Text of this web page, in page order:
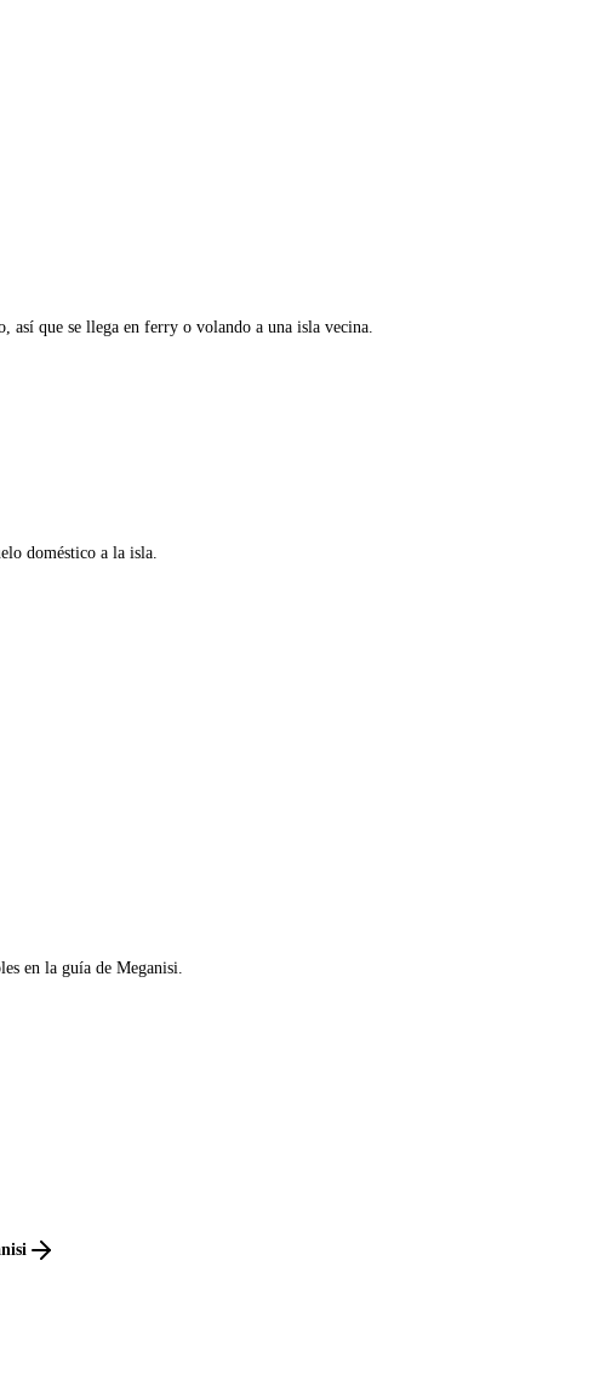
así que se llega en ferry o volando a una isla vecina.
doméstico a la isla.
en la guía de Meganisi.